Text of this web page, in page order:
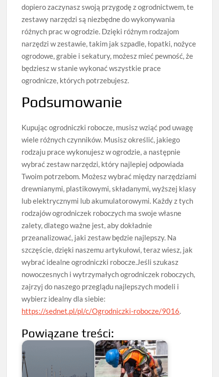
dopiero zaczynasz swoją przygodę z ogrodnictwem, te
zestawy narzędzi są niezbędne do wykonywania
różnych prac w ogrodzie. Dzięki różnym rodzajom
narzędzi w zestawie, takim jak szpadle, łopatki, nożyce
ogrodowe, grabie i sekatury, możesz mieć pewność, że
będziesz w stanie wykonać wszystkie prace
ogrodnicze, których potrzebujesz.
Podsumowanie
Kupując ogrodniczki robocze, musisz wziąć pod uwagę
wiele różnych czynników. Musisz określić, jakiego
rodzaju prace wykonujesz w ogrodzie, a następnie
wybrać zestaw narzędzi, który najlepiej odpowiada
Twoim potrzebom. Możesz wybrać między narzędziami
drewnianymi, plastikowymi, składanymi, wyższej klasy
lub elektrycznymi lub akumulatorowymi. Każdy z tych
rodzajów ogrodniczek roboczych ma swoje własne
zalety, dlatego ważne jest, aby dokładnie
przeanalizować, jaki zestaw będzie najlepszy. Na
szczęście, dzięki naszemu artykułowi, teraz wiesz, jak
wybrać idealne ogrodniczki robocze.Jeśli szukasz
nowoczesnych i wytrzymałych ogrodniczek roboczych,
zajrzyj do naszego przeglądu najlepszych modeli i
wybierz idealny dla siebie:
https://sednet.pl/pl/c/Ogrodniczki-robocze/9016.
Powiązane treści: